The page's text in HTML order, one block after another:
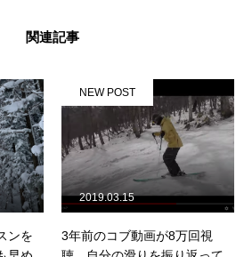
関連記事
ンを
NEW POST
3年前のコブ動画が8万回視
2019.03.15